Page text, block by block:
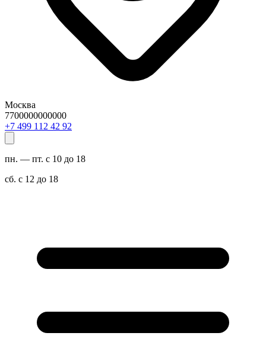
Москва
7700000000000
29 24 211 994 7+
пн. — пт. с 10 до 18
сб. с 12 до 18